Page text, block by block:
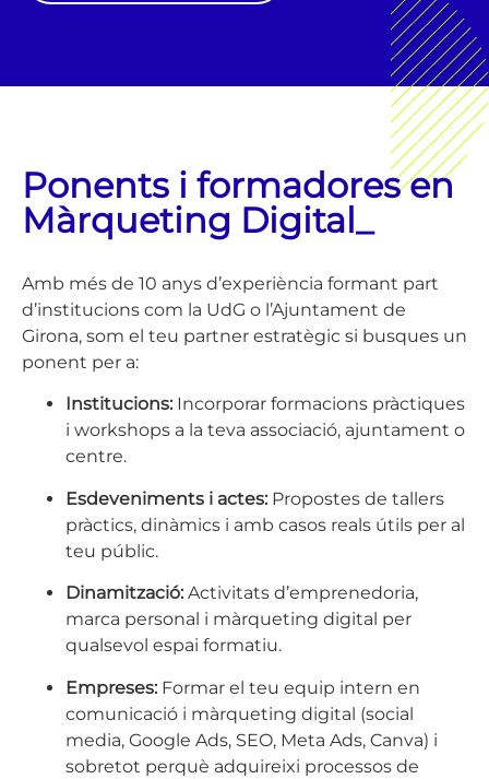
Ponents i formadores en
Màrqueting Digital_
Amb més de 10 anys d’experiència formant part
d’institucions com la UdG o l’Ajuntament de
Girona, som el teu partner estratègic si busques un
ponent per a:
Institucions: Incorporar formacions pràctiques
i workshops a la teva associació, ajuntament o
centre.
Esdeveniments i actes: Propostes de tallers
pràctics, dinàmics i amb casos reals útils per al
teu públic.
Dinamització: Activitats d’emprenedoria,
marca personal i màrqueting digital per
qualsevol espai formatiu.
Empreses: Formar el teu equip intern en
comunicació i màrqueting digital (social
media, Google Ads, SEO, Meta Ads, Canva) i
sobretot perquè adquireixi processos de